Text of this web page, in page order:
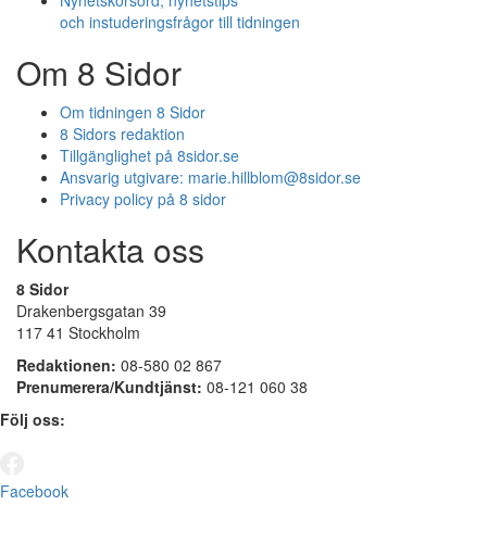
och instuderingsfrågor till tidningen
Om 8 Sidor
Om tidningen 8 Sidor
8 Sidors redaktion
Tillgänglighet på 8sidor.se
Ansvarig utgivare: marie.hillblom@8sidor.se
Privacy policy på 8 sidor
Kontakta oss
8 Sidor
Drakenbergsgatan 39
117 41 Stockholm
Redaktionen: 08-580 02 867
Prenumerera/Kundtjänst: 08-121 060 38
Följ oss:
Facebook